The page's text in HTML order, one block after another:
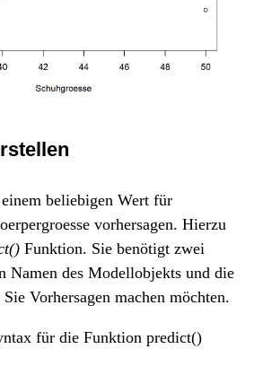
beliebigen Wert für
vorhersagen. Hierzu
Funktion. Sie benötigt zwei
Namen des Modellobjekts und die
Vorhersagen machen möchten.
für die Funktion predict()